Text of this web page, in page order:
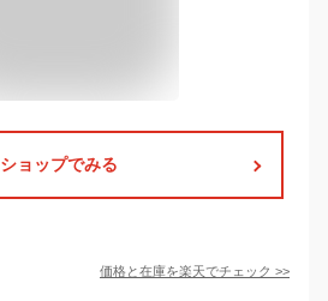
ショップでみる
価格と在庫を楽天でチェック >>